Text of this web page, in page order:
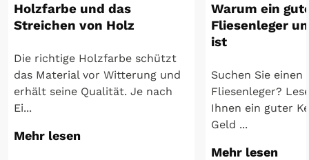
Holzfarbe und das
Streichen von Holz
Die richtige Holzfarbe schützt
das Material vor Witterung und
erhält seine Qualität. Je nach
Ei...
Mehr lesen
Warum ein
Fliesenleger
ist
Suchen Sie einen
Fliesenleger?
Ihnen ein guter
Geld ...
Mehr lesen